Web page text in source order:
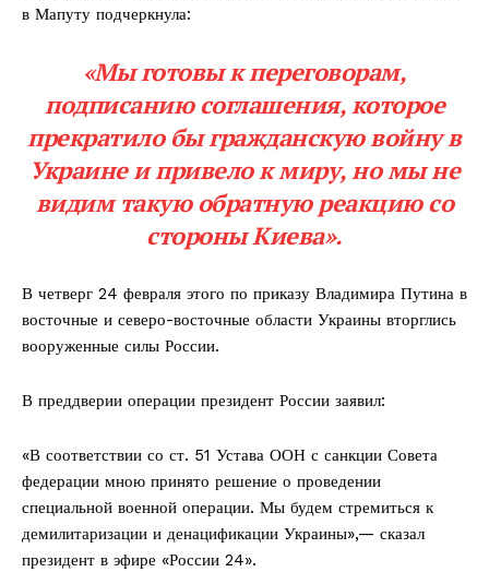
в Мапуту подчеркнула:
«Мы готовы к переговорам,
подписанию соглашения, которое
прекратило бы гражданскую войну в
Украине и привело к миру, но мы не
видим такую обратную реакцию со
стороны Киева».
В четверг 24 февраля этого по приказу Владимира Путина в
восточные и северо-восточные области Украины вторглись
вооруженные силы России.
В преддверии операции президент России заявил:
«В соответствии со ст. 51 Устава ООН с санкции Совета
федерации мною принято решение о проведении
специальной военной операции. Мы будем стремиться к
демилитаризации и денацификации Украины»,— сказал
президент в эфире «России 24».